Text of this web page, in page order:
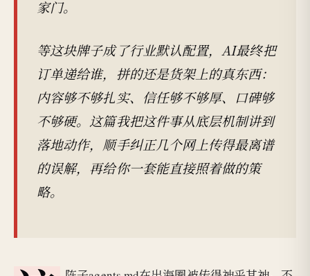
家门。
等这块牌子成了行业默认配置，AI最终把
订单递给谁，拼的还是货架上的真东西：
内容够不够扎实、信任够不够厚、口碑够
不够硬。这篇我把这件事从底层机制讲到
落地动作，顺手纠正几个网上传得最离谱
的误解，再给你一套能直接照着做的策
略。